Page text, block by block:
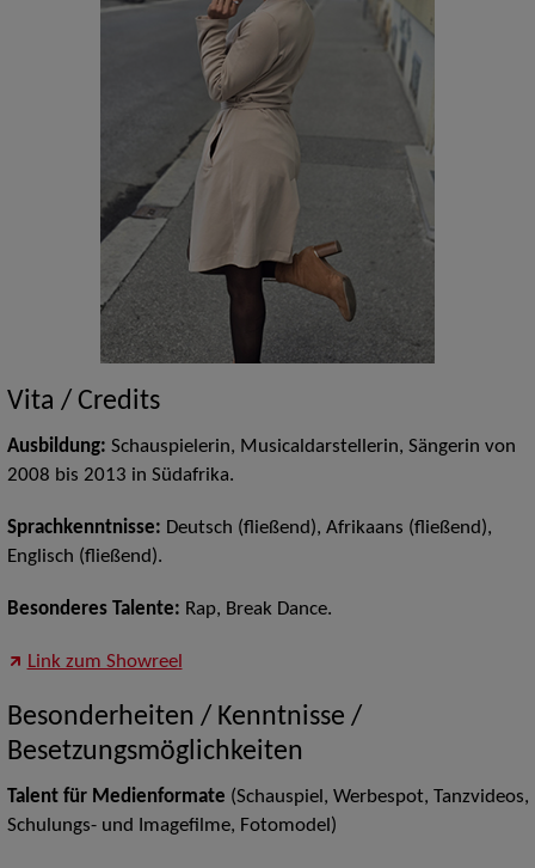
Vita / Credits
Ausbildung: Schauspielerin, Musicaldarstellerin, Sängerin von
2008 bis 2013 in Südafrika.
Sprachkenntnisse: Deutsch (fließend), Afrikaans (fließend),
Englisch (fließend).
Besonderes Talente: Rap, Break Dance.
Link zum Showreel
Besonderheiten / Kenntnisse /
Besetzungsmöglichkeiten
Talent für Medienformate (Schauspiel, Werbespot, Tanzvideos,
Schulungs- und Imagefilme, Fotomodel)